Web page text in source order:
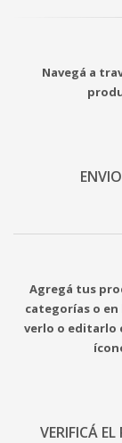
Navegá a
Agregá tus
categorías o
verlo o editarlo
VERIFICÁ